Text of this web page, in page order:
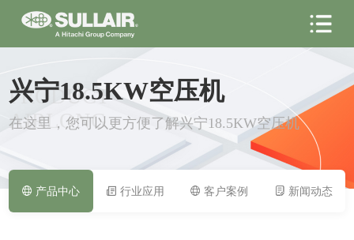
PRODUCT
AIRLONG
兴宁18.5KW空压机
在这里，您可以更方便了解兴宁18.5KW空压机
产品中心 行业应用 客户案例 新闻动态